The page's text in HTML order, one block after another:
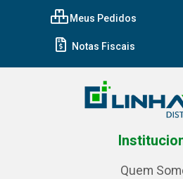
Meus Pedidos
Notas Fiscais
Quem